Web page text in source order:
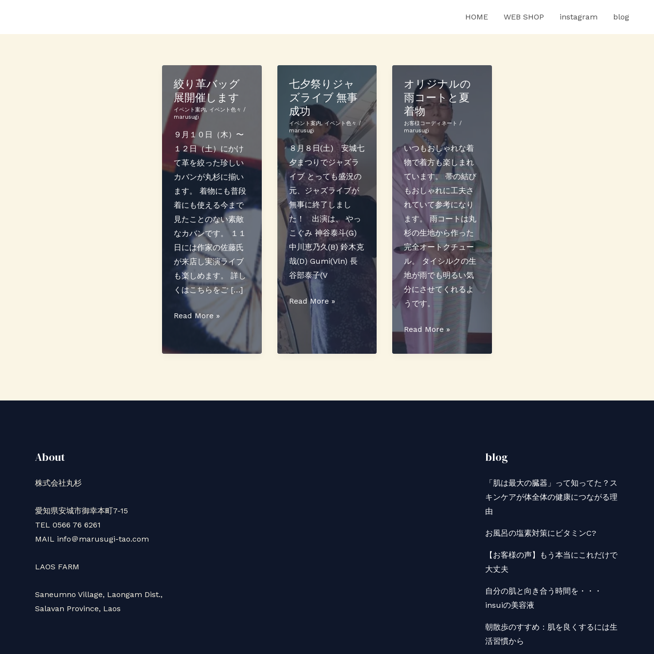
を
HOME WEB SHOP instagram blog
絞り革バッグ
展開催します
イベント案内, イベント色々 /
marusugi
９月１０日（木）〜
１２日（土）にかけ
て革を絞った珍しい
カバンが丸杉に揃い
ます。 着物にも普段
着にも使える今まで
見たことのない素敵
なカバンです。 １１
日には作家の佐藤氏
が来店し実演ライブ
も楽しめます。 詳し
くはこちらをご […]
絞
展
Read More »
七夕祭りジャ
ズライブ 無事
成功
イベント案内, イベント色々 /
marusugi
８月８日(土) 安城七
夕まつりでジャズラ
イブ とっても盛況の
元、ジャズライブが
無事に終了しまし
た！ 出演は、 やっ
こぐみ 神谷泰斗(G)
中川恵乃久(B) 鈴木克
哉(D) Gumi(Vln) 長
谷部泰子(V
七
夕
祭
り
ジ
ラ
Read More »
オリジナルの
雨コートと夏
着物
お客様コーディネート /
marusugi
いつもおしゃれな着
物で着方も楽しまれ
ています。 帯の結び
もおしゃれに工夫さ
れていて参考になり
ます。 雨コートは丸
杉の生地から作った
完全オートクチュー
ル。 タイシルクの生
地が雨でも明るい気
分にさせてくれるよ
うです。
オ
リ
ジ
の
Read More »
About
株式会社丸杉
愛知県安城市御幸本町7-15
TEL 0566 76 6261
MAIL info＠marusugi-tao.com
LAOS FARM
Saneumno Village, Laongam Dist.,
Salavan Province, Laos
blog
「肌は最大の臓器」って知ってた？ス
キンケアが体全体の健康につながる理
由
お風呂の塩素対策にビタミンC?
【お客様の声】もう本当にこれだけで
大丈夫
自分の肌と向き合う時間を・・・
insuiの美容液
朝散歩のすすめ：肌を良くするには生
活習慣から